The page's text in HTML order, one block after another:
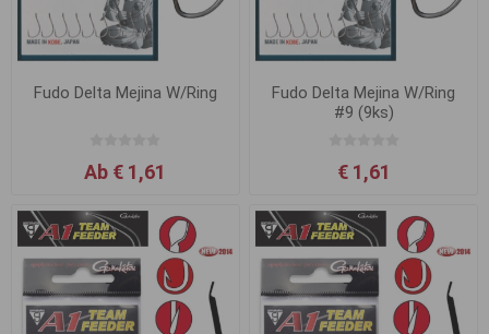
Fudo Delta Mejina W/Ring
Ab € 1,61
Fudo Delta Mejina W/Ring
#9 (9ks)
€ 1,61